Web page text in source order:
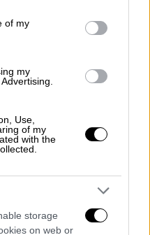
purposes in below Google
of my
my
Use,
of my
with the
storage
on web or
στον άξονα για
«πάνω-
ευκαιρίες ήταν
εκτελέσεις
και τις
21' ο Περέιρα
στα όρια της
αλλά ξανά ο Λαφόν
στο 28' μάζεψε το
λεπτό, ο
στον Πινέδα, ο
με τον Λαφόν,